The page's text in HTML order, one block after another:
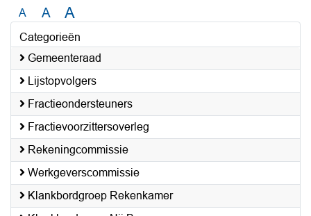
A A A
Categorieën
Gemeenteraad
Lijstopvolgers
Fractieondersteuners
Fractievoorzittersoverleg
Rekeningcommissie
Werkgeverscommissie
Klankbordgroep Rekenkamer